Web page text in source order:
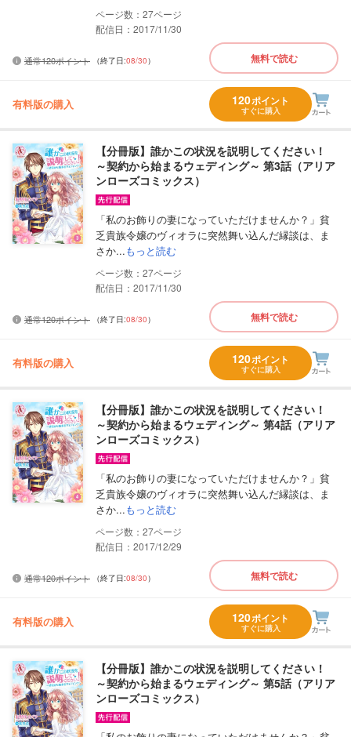
27
配信日：2017/11/30
通常120ポイント （終了日:08/30） 無料で読む
有料版の購入 120ポイント
すぐに購入
【分冊版】誰かこの状況を説明してください！
～契約から始まるウェディング～ 第3話（アリア
ンローズコミックス）
「私のお飾りの妻になっていただけませんか？」貧
乏貴族令嬢のヴィオラに突然舞い込んだ縁談は、ま
さか...もっと読む
27
配信日：2017/11/30
通常120ポイント （終了日:08/30） 無料で読む
有料版の購入 120ポイント
すぐに購入
【分冊版】誰かこの状況を説明してください！
～契約から始まるウェディング～ 第4話（アリア
ンローズコミックス）
「私のお飾りの妻になっていただけませんか？」貧
乏貴族令嬢のヴィオラに突然舞い込んだ縁談は、ま
さか...もっと読む
27
配信日：2017/12/29
通常120ポイント （終了日:08/30） 無料で読む
有料版の購入 120ポイント
すぐに購入
【分冊版】誰かこの状況を説明してください！
～契約から始まるウェディング～ 第5話（アリア
ンローズコミックス）